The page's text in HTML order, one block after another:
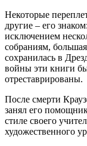
Некоторые
другие – его
исключением
собраниям,
сохранилась в
войны эти книги
отреставрированы.
После смерти
занял его
стиле своего
художественного